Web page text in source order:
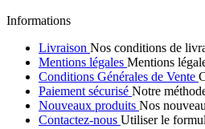
Informations
Livraison Nos conditions de
Mentions légales Mentions
Conditions Générales de Vente
Paiement sécurisé Notre
Nouveaux produits Nos
Contactez-nous Utiliser le